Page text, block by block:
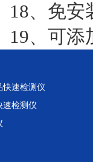
18、免安
19、可添
快速检测仪
速检测仪